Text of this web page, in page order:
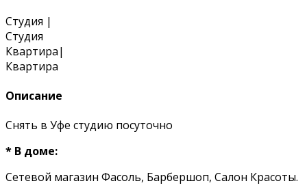
Студия |
Студия
Квартира|
Квартира
Описание
Снять в Уфе студию посуточно
* В доме:
Сетевой магазин Фасоль, Барбершоп, Салон Красоты.